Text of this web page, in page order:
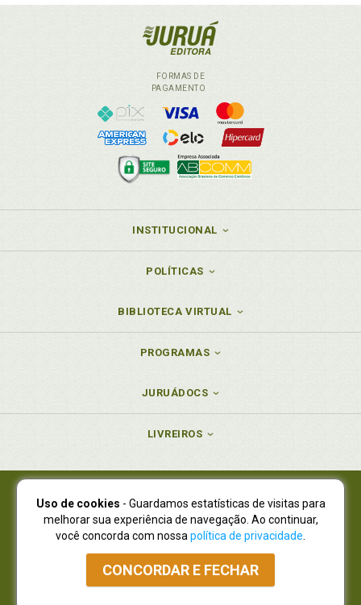
FORMAS DE
PAGAMENTO
INSTITUCIONAL
POLÍTICAS
BIBLIOTECA VIRTUAL
PROGRAMAS
JURUÁDOCS
LIVREIROS
Juruá Editora Ltda., CNPJ 77.535.508/0001-19
Juruá Informática Ltda., CNPJ 01.701.561/0001-80
NOVO ENDEREÇO:R. Flávio Dallegrave, 7665, São Lourenço |
Curitiba - Paraná - CEP 82210-310
Atendimento: (41) 4009-3900|Vendas Atacado: (41) 4009-3939
Atendimento via Whatsapp
Uso de cookies - Guardamos estatísticas de visitas para
melhorar sua experiência de navegação. Ao continuar,
você concorda com nossa política de privacidade
CONCORDAR E FECHAR